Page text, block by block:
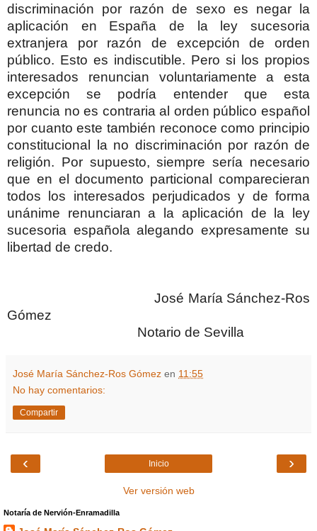
discriminación por razón de sexo es negar la
aplicación en España de la ley sucesoria
extranjera por razón de excepción de orden
público. Esto es indiscutible. Pero si los propios
interesados renuncian voluntariamente a esta
excepción se podría entender que esta
renuncia no es contraria al orden público español
por cuanto este también reconoce como principio
constitucional la no discriminación por razón de
religión. Por supuesto, siempre sería necesario
que en el documento particional comparecieran
todos los interesados perjudicados y de forma
unánime renunciaran a la aplicación de la ley
sucesoria española alegando expresamente su
libertad de credo.
José María Sánchez-Ros
Gómez
Notario de Sevilla
José María Sánchez-Ros Gómez en 11:55
No hay comentarios:
Compartir
‹ ›
Inicio
Ver versión web
Notaría de Nervión-Enramadilla